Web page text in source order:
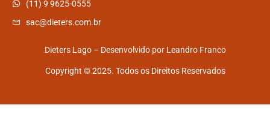
(11) 9 9625-0555
sac@dieters.com.br
Dieters Lago – Desenvolvido por Leandro Franco
Copyright © 2025. Todos os Direitos Reservados